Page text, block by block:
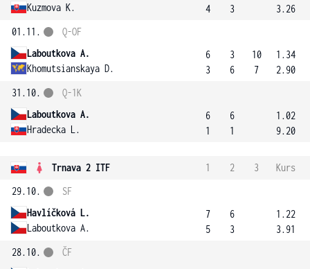
Kuzmova K.
4
3
3.26
01.11.
Laboutkova A.
Khomutsianskaya D.
Q-OF
6
3
3
6
10
7
1.34
2.90
31.10.
Laboutkova A.
Hradecka L.
Q-1K
6
1
6
1
1.02
9.20
Trnava 2 ITF 1 2 3
Kurs
29.10.
Havlíčková L.
Laboutkova A.
SF
7
5
6
3
1.22
3.91
28.10.
ČF